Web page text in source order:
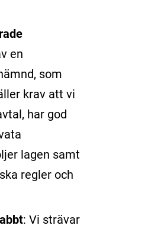
en
som
krav att vi
har god
lagen samt
regler och
: Vi strävar